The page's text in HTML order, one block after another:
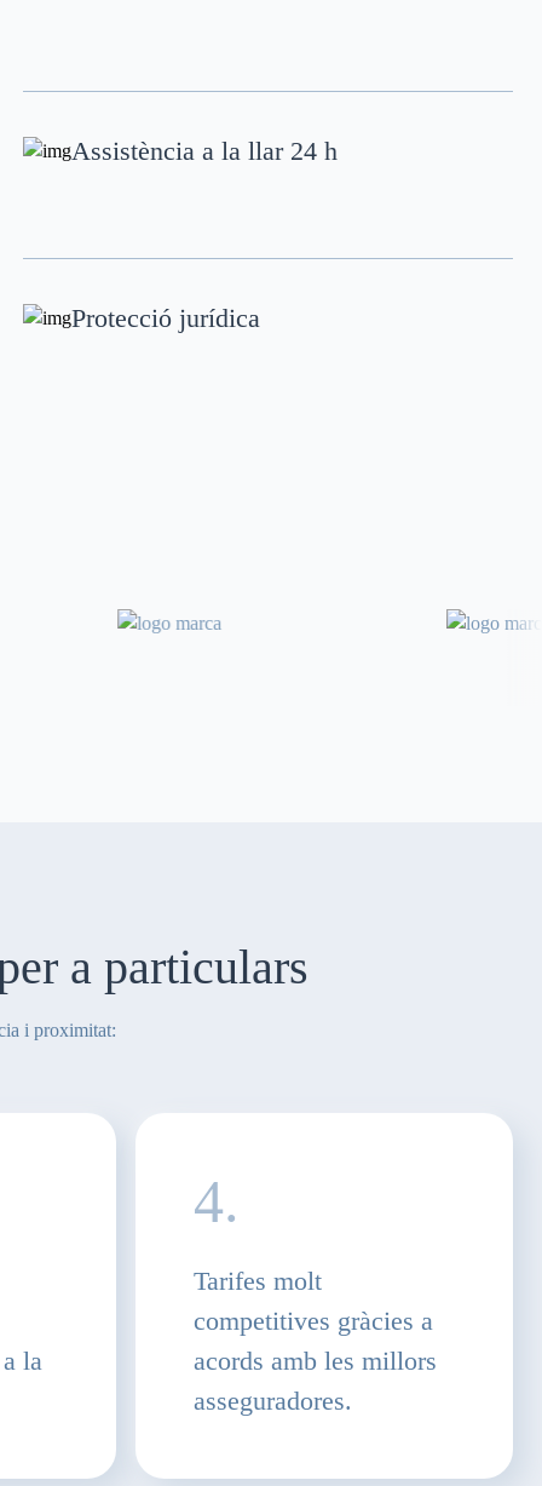
Assistència a la llar 24 h
Protecció jurídica
a particulars
i proximitat:
la
4.
Tarifes molt
competitives gràcies a
acords amb les millors
asseguradores.